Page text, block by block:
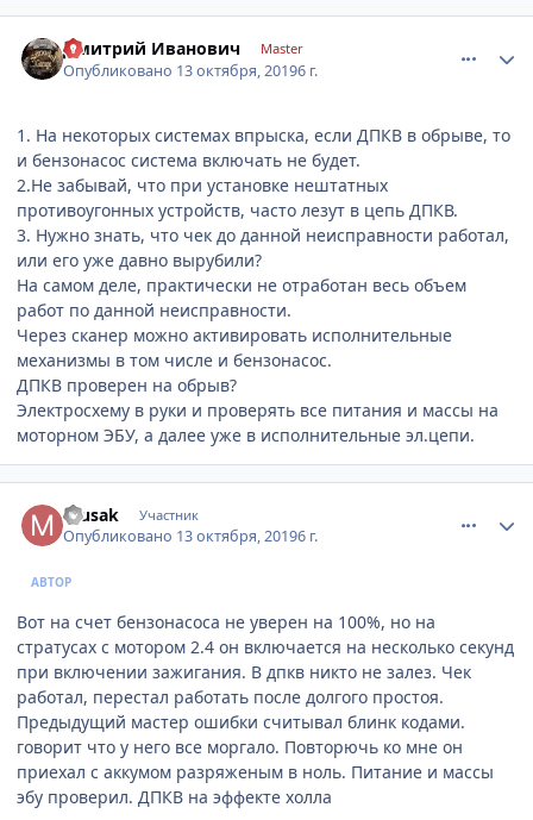
Дмитрий Иванович Master
Опубликовано 13 октября, 20196 г.
1. На некоторых системах впрыска, если ДПКВ в обрыве, то
и бензонасос система включать не будет.
2.Не забывай, что при установке нештатных
противоугонных устройств, часто лезут в цепь ДПКВ.
3. Нужно знать, что чек до данной неисправности работал,
или его уже давно вырубили?
На самом деле, практически не отработан весь объем
работ по данной неисправности.
Через сканер можно активировать исполнительные
механизмы в том числе и бензонасос.
ДПКВ проверен на обрыв?
Электросхему в руки и проверять все питания и массы на
моторном ЭБУ, а далее уже в исполнительные эл.цепи.
musak Участник
Опубликовано 13 октября, 20196 г.
АВТОР
Вот на счет бензонасоса не уверен на 100%, но на
стратусах с мотором 2.4 он включается на несколько секунд
при включении зажигания. В дпкв никто не залез. Чек
работал, перестал работать после долгого простоя.
Предыдущий мастер ошибки считывал блинк кодами.
говорит что у него все моргало. Повторючь ко мне он
приехал с аккумом разряженым в ноль. Питание и массы
эбу проверил. ДПКВ на эффекте холла